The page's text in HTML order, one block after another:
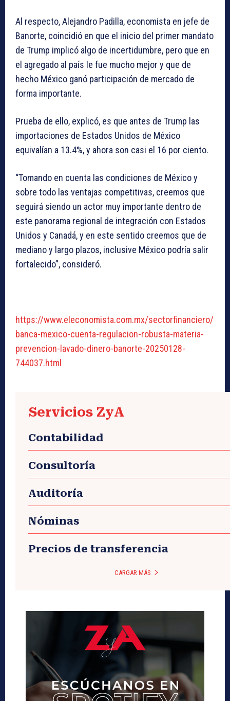
Al respecto, Alejandro Padilla, economista en jefe de
Banorte, coincidió en que el inicio del primer mandato
de Trump implicó algo de incertidumbre, pero que en
el agregado al país le fue mucho mejor y que de
hecho México ganó participación de mercado de
forma importante.
Prueba de ello, explicó, es que antes de Trump las
importaciones de Estados Unidos de México
equivalían a 13.4%, y ahora son casi el 16 por ciento.
“Tomando en cuenta las condiciones de México y
sobre todo las ventajas competitivas, creemos que
seguirá siendo un actor muy importante dentro de
este panorama regional de integración con Estados
Unidos y Canadá, y en este sentido creemos que de
mediano y largo plazos, inclusive México podría salir
fortalecido”, consideró.
https://www.eleconomista.com.mx/sectorfinanciero/
banca-mexico-cuenta-regulacion-robusta-materia-
prevencion-lavado-dinero-banorte-20250128-
744037.html
Servicios ZyA
Contabilidad
Consultoría
Auditoría
Nóminas
Precios de transferencia
CARGAR MÁS